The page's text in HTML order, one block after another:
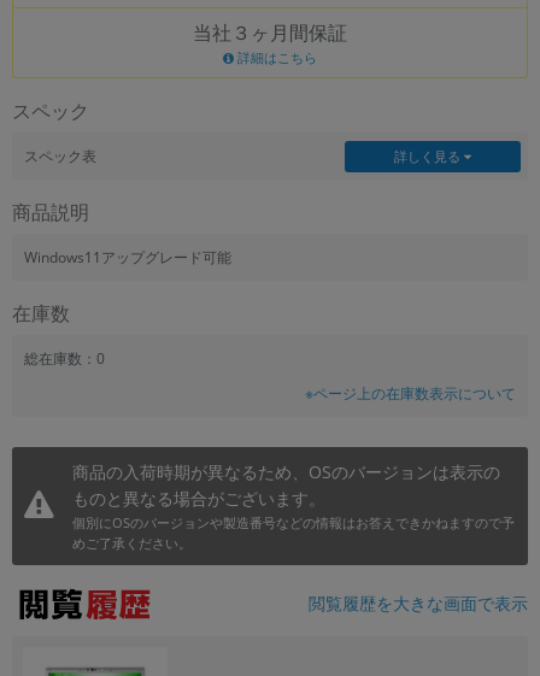
当社３ヶ月間保証
詳細はこちら
スペック
スペック表 詳しく見る
商品説明
Windows11アップグレード可能
在庫数
総在庫数：0
※ページ上の在庫数表示について
商品の入荷時期が異なるため、OSのバージョンは表示の
ものと異なる場合がございます。
個別にOSのバージョンや製造番号などの情報はお答えできかねますので予
めご了承ください。
閲覧履歴を大きな画面で表示